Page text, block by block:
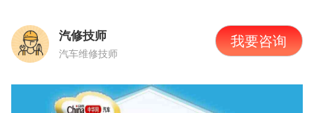
汽修技师
汽车维修技师
我要咨询